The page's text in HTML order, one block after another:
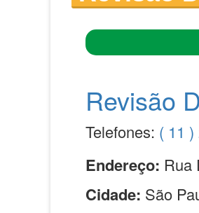
Revisão
Telefones: ( 11
Endereço: Rua
Cidade: São